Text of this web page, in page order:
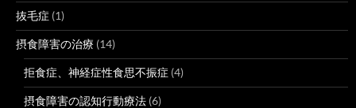
抜毛症 (1)
摂食障害の治療 (14)
拒食症、神経症性食思不振症 (4)
摂食障害の認知行動療法 (6)